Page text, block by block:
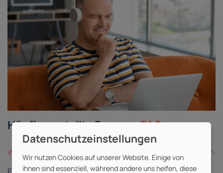
Häufig gestellte Fragen -FAQ
Was ist eine Live-Online-Schulung?
Wir nutzen Cookies auf unserer Website. Einige von
ihnen sind essenziell, während andere uns helfen, diese